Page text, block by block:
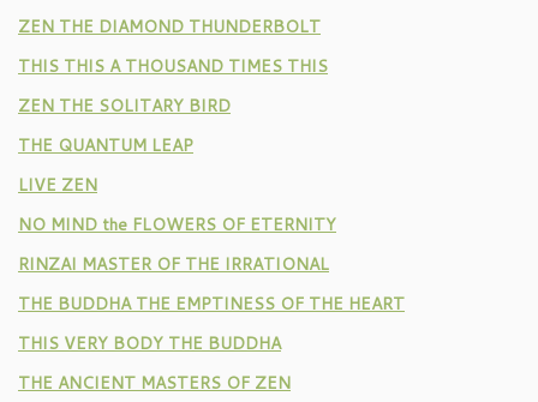
ZEN THE DIAMOND THUNDERBOLT
THIS THIS A THOUSAND TIMES THIS
ZEN THE SOLITARY BIRD
THE QUANTUM LEAP
LIVE ZEN
NO MIND the FLOWERS OF ETERNITY
RINZAI MASTER OF THE IRRATIONAL
THE BUDDHA THE EMPTINESS OF THE HEART
THIS VERY BODY THE BUDDHA
THE ANCIENT MASTERS OF ZEN